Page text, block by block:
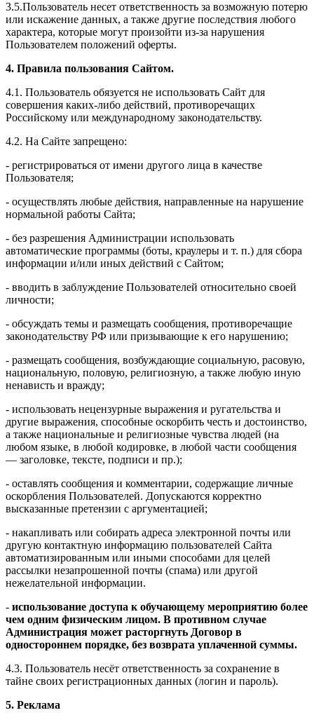
3.5.Пользователь несет ответственность за возможную потерю
или искажение данных, а также другие последствия любого
характера, которые могут произойти из-за нарушения
Пользователем положений оферты.
4. Правила пользования Сайтом.
4.1. Пользователь обязуется не использовать Сайт для
совершения каких-либо действий, противоречащих
Российскому или международному законодательству.
4.2. На Сайте запрещено:
- регистрироваться от имени другого лица в качестве
Пользователя;
- осуществлять любые действия, направленные на нарушение
нормальной работы Сайта;
- без разрешения Администрации использовать
автоматические программы (боты, краулеры и т. п.) для сбора
информации и/или иных действий с Сайтом;
- вводить в заблуждение Пользователей относительно своей
личности;
- обсуждать темы и размещать сообщения, противоречащие
законодательству РФ или призывающие к его нарушению;
- размещать сообщения, возбуждающие социальную, расовую,
национальную, половую, религиозную, а также любую иную
ненависть и вражду;
- использовать нецензурные выражения и ругательства и
другие выражения, способные оскорбить честь и достоинство,
а также национальные и религиозные чувства людей (на
любом языке, в любой кодировке, в любой части сообщения
— заголовке, тексте, подписи и пр.);
- оставлять сообщения и комментарии, содержащие личные
оскорбления Пользователей. Допускаются корректно
высказанные претензии с аргументацией;
- накапливать или собирать адреса электронной почты или
другую контактную информацию пользователей Сайта
автоматизированным или иными способами для целей
рассылки незапрошенной почты (спама) или другой
нежелательной информации.
- использование доступа к обучающему мероприятию более
чем одним физическим лицом. В противном случае
Администрация может расторгнуть Договор в
одностороннем порядке, без возврата уплаченной суммы.
4.3. Пользователь несёт ответственность за сохранение в
тайне своих регистрационных данных (логин и пароль).
5. Реклама